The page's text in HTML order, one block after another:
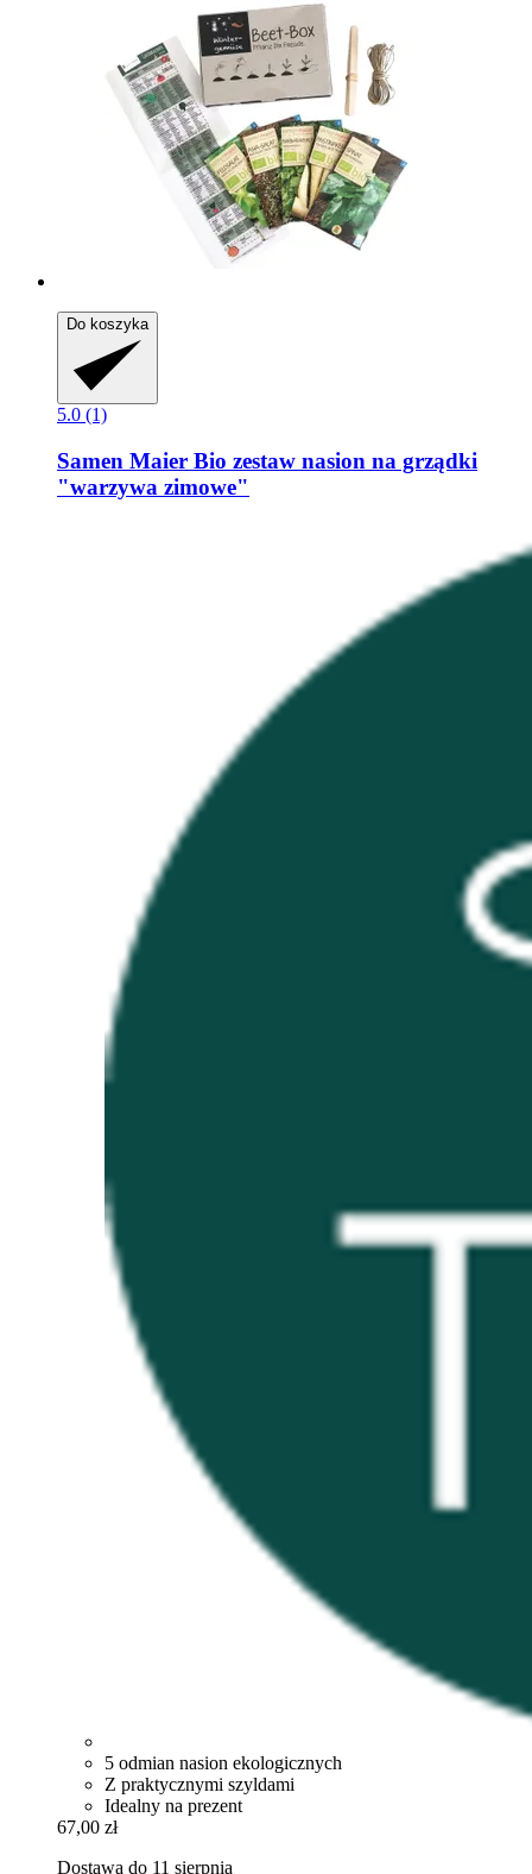
Do koszyka
5.0 (1)
Samen Maier Bio zestaw nasion na grządki
"warzywa zimowe"
5 odmian nasion ekologicznych
Z praktycznymi szyldami
Idealny na prezent
67,00 zł
Dostawa do 11 sierpnia